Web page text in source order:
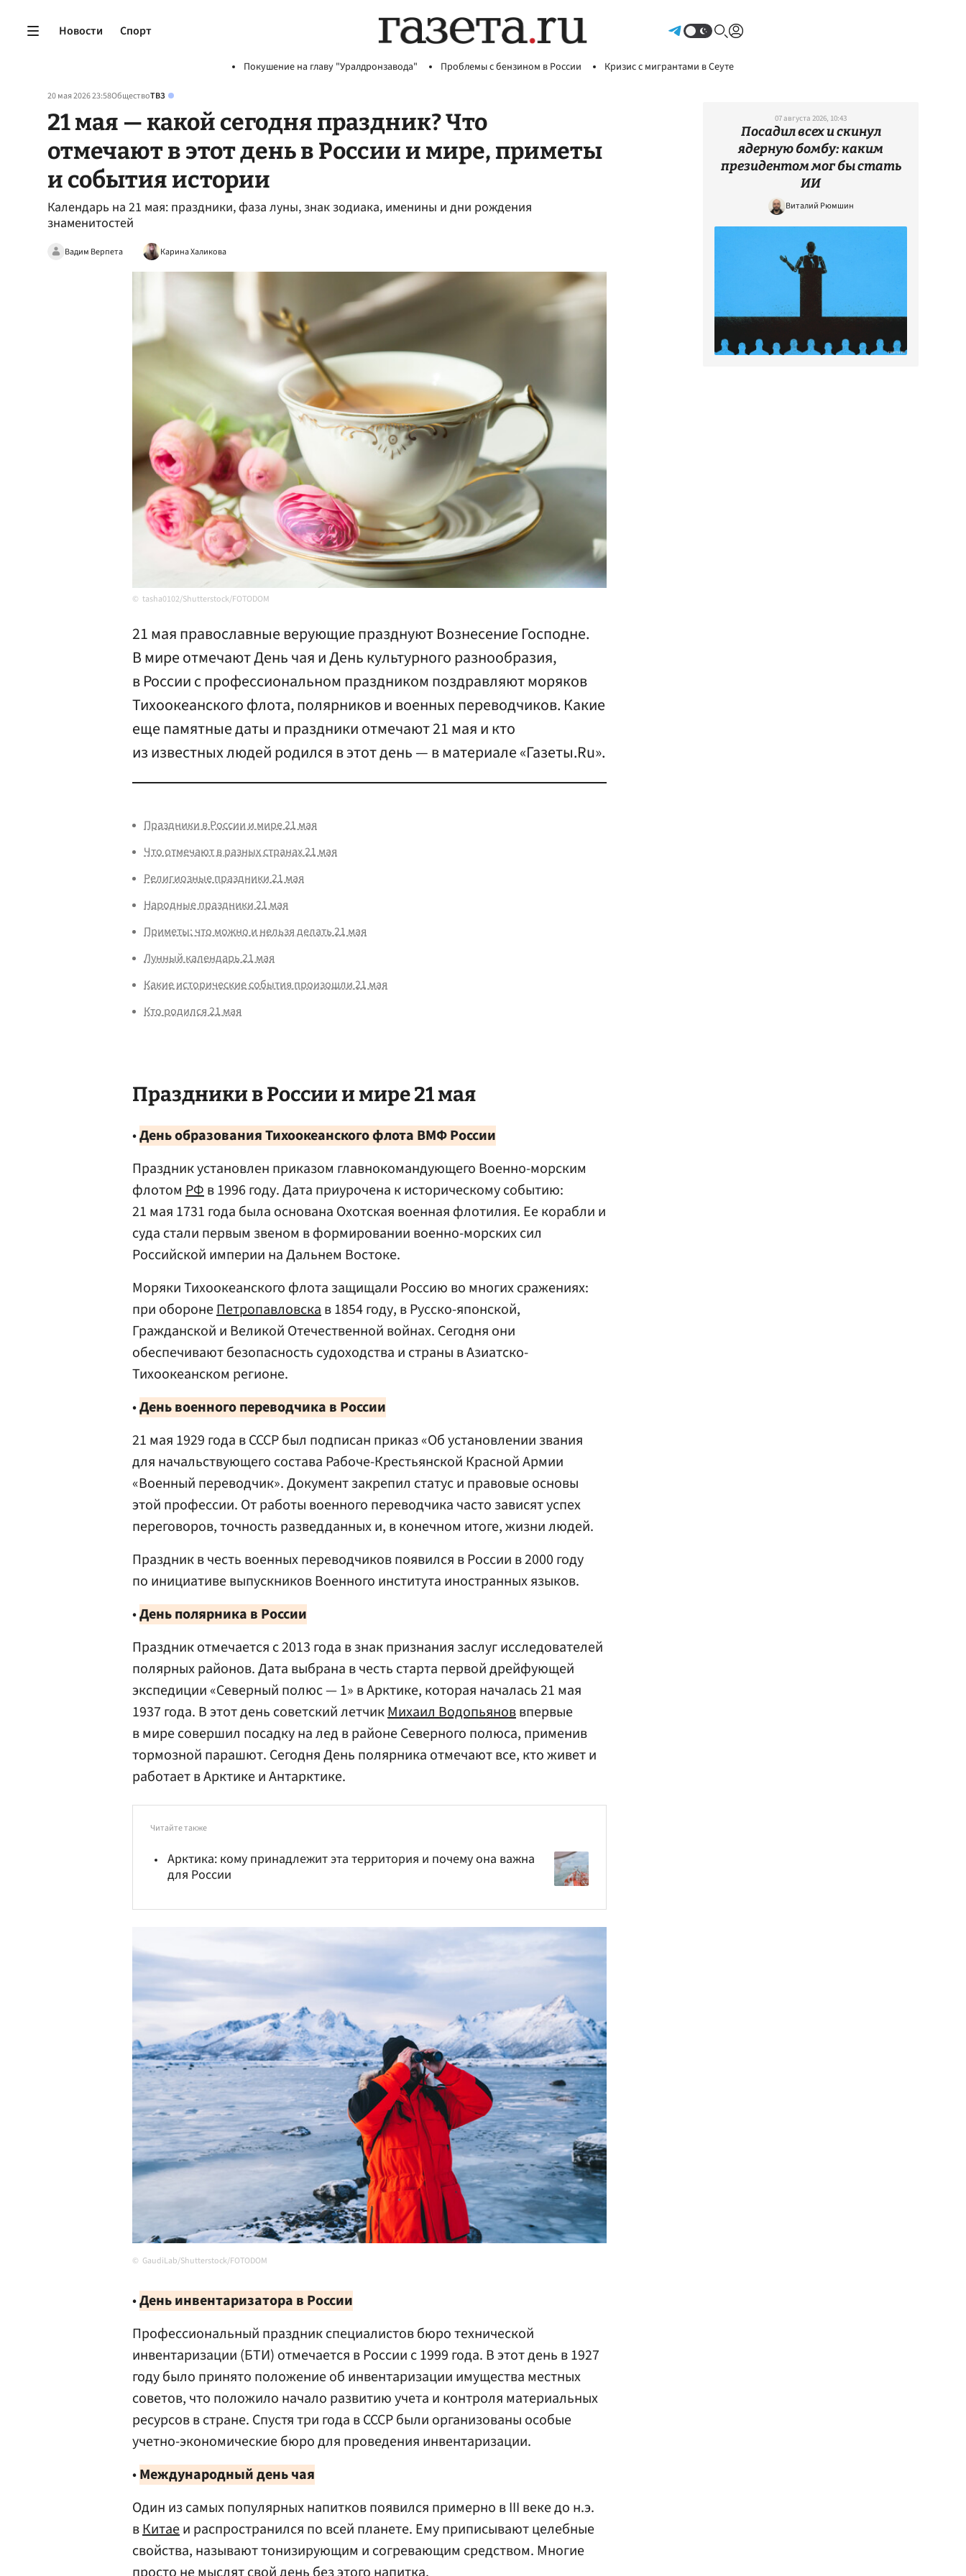
Новости Спорт
Покушение на главу "Уралдронзавода" Проблемы с бензином в России Кризис с мигрантами в Сеуте
20 мая 2026 23:58ОбществоТВЗ
21 мая — какой сегодня праздник? Что
отмечают в этот день в России и мире, приметы
и события истории
Календарь на 21 мая: праздники, фаза луны, знак зодиака, именины и дни рождения
знаменитостей
Вадим Верпета Карина Халикова
tasha0102/Shutterstock/FOTODOM
21 мая православные верующие празднуют Вознесение Господне.
В мире отмечают День чая и День культурного разнообразия,
в России с профессиональном праздником поздравляют моряков
Тихоокеанского флота, полярников и военных переводчиков. Какие
еще памятные даты и праздники отмечают 21 мая и кто
из известных людей родился в этот день — в материале «Газеты.Ru».
Праздники в России и мире 21 мая
Что отмечают в разных странах 21 мая
Религиозные праздники 21 мая
Народные праздники 21 мая
Приметы: что можно и нельзя делать 21 мая
Лунный календарь 21 мая
Какие исторические события произошли 21 мая
Кто родился 21 мая
Праздники в России и мире 21 мая
•День образования Тихоокеанского флота ВМФ России
Праздник установлен приказом главнокомандующего Военно-морским
флотом РФв 1996 году. Дата приурочена к историческому событию:
21 мая 1731 года была основана Охотская военная флотилия. Ее корабли и
суда стали первым звеном в формировании военно-морских сил
Российской империи на Дальнем Востоке.
Моряки Тихоокеанского флота защищали Россию во многих сражениях:
при оборонеПетропавловскав 1854 году, в Русско-японской,
Гражданской и Великой Отечественной войнах. Сегодня они
обеспечивают безопасность судоходства и страны в Азиатско-
Тихоокеанском регионе.
•День военного переводчика в России
21 мая 1929 года в СССР был подписан приказ «Об установлении звания
для начальствующего состава Рабоче-Крестьянской Красной Армии
«Военный переводчик». Документ закрепил статус и правовые основы
этой профессии. От работы военного переводчика часто зависят успех
переговоров, точность разведданных и, в конечном итоге, жизни людей.
Праздник в честь военных переводчиков появился в России в 2000 году
по инициативе выпускников Военного института иностранных языков.
•День полярника в России
Праздник отмечается с 2013 года в знак признания заслуг исследователей
полярных районов. Дата выбрана в честь старта первой дрейфующей
экспедиции «Северный полюс — 1» в Арктике, которая началась 21 мая
1937 года. В этот день советский летчикМихаил Водопьяноввпервые
в мире совершил посадку на лед в районе Северного полюса, применив
тормозной парашют. Сегодня День полярника отмечают все, кто живет и
работает в Арктике и Антарктике.
Читайте также
Арктика: кому принадлежит эта территория и почему она важна
для России
GaudiLab/Shutterstock/FOTODOM
•День инвентаризатора в России
Профессиональный праздник специалистов бюро технической
инвентаризации (БТИ) отмечается в России с 1999 года. В этот день в 1927
году было принято положение об инвентаризации имущества местных
советов, что положило начало развитию учета и контроля материальных
ресурсов в стране. Спустя три года в СССР были организованы особые
учетно-экономические бюро для проведения инвентаризации.
•Международный день чая
Один из самых популярных напитков появился примерно в III веке до н.э.
вКитаеи распространился по всей планете. Ему приписывают целебные
свойства, называют тонизирующим и согревающим средством. Многие
07 августа 2026, 10:43
Посадил всех и скинул
ядерную бомбу: каким
президентом мог бы стать
ИИ
Виталий Рюмшин